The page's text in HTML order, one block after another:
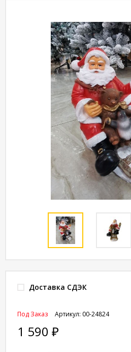
Дизайнерам
конфиденциальности
Доставка СДЭК
Артикул: 00-24824
Под Заказ
1 590 ₽